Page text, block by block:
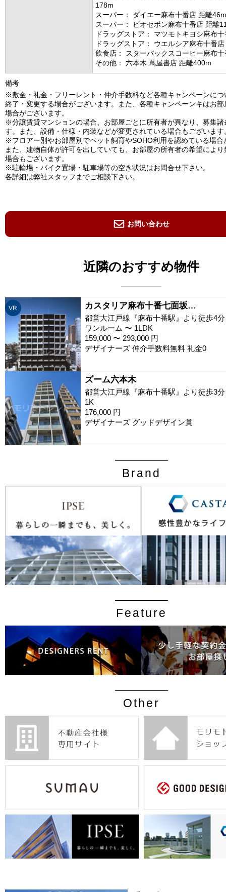
178m
スーパー： ダイエー麻布十番店 距離46m
スーパー： ビオセボン麻布十番店 距離
ドラッグストア： マツモトキヨシ麻布
ドラッグストア： ウエルシア麻布十番
飲食店： スターバックスコーヒー麻布
その他： 六本木 蔦屋書店 距離400m
備考
※敷金・礼金・フリーレント・仲介手数料など各種キャンペーンにつ
終了・変更する場合がございます。また、各種キャンペーンキはお
場合がございます。
※分譲賃貸マンションの場合、お部屋ごとに所有者が異なり、募集諸
す。また、設備・仕様・内装などが変更されている場合もございます
※フロアー別やお部屋別でペット飼育やSOHO利用を認めている場合
また、建物自体が許可を出していても、お部屋の所有者の希望によ
場合もございます。
※駐輪場・バイク置場・駐車場等の空き状況はお問合せ下さい。
各詳細は弊社スタッフまでご相談下さい。
お問い合わせ
近隣のおすすめ物件
VR カスタリア麻布十番七面坂…
都営大江戸線『麻布十番駅』より徒歩4分
ワンルーム 〜 1LDK
159,000 〜 293,000 円
デザイナーズ 仲介手数料無料 礼金0
ズーム六本木
都営大江戸線『麻布十番駅』より徒歩3分
1K
176,000 円
デザイナーズ グッドデザイン賞
Brand
Feature
Other